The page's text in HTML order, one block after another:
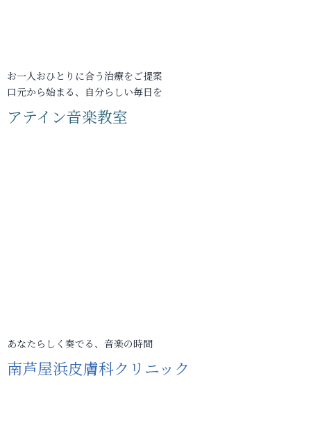
お一人おひとりに合う治療をご提案
口元から始まる、自分らしい毎日を
アテイン音楽教室
あなたらしく奏でる、音楽の時間
南芦屋浜皮膚科クリニック